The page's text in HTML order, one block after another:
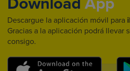
Download App
Descargue la aplicación móvil para
Gracias a la aplicación podrá llevar
consigo.